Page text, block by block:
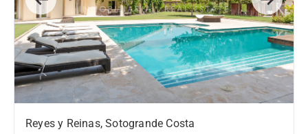
Previous Next
Reyes y Reinas, Sotogrande Costa